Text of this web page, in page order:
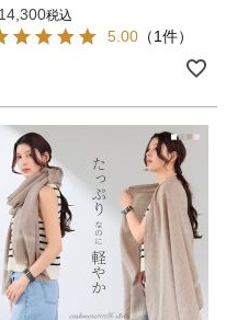
14,300税込
5.00 （1件）